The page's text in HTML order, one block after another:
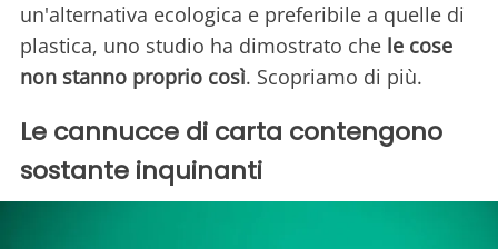
un'alternativa ecologica e preferibile a quelle di
plastica, uno studio ha dimostrato che le cose
non stanno proprio così. Scopriamo di più.
Le cannucce di carta contengono
sostante inquinanti